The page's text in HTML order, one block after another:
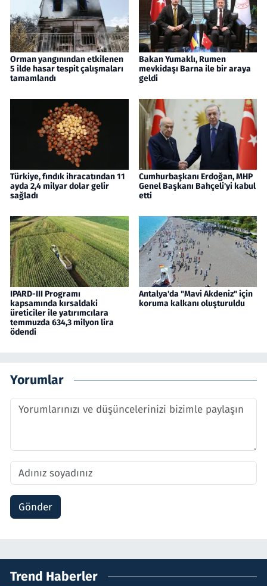
Orman yangınından etkilenen
5 ilde hasar tespit çalışmaları
tamamlandı
Bakan Yumaklı, Rumen
mevkidaşı Barna ile bir araya
geldi
Türkiye, fındık ihracatından 11
ayda 2,4 milyar dolar gelir
sağladı
Cumhurbaşkanı Erdoğan, MHP
Genel Başkanı Bahçeli'yi kabul
etti
IPARD-III Programı
kapsamında kırsaldaki
üreticiler ile yatırımcılara
temmuzda 634,3 milyon lira
ödendi
Antalya'da "Mavi Akdeniz" için
koruma kalkanı oluşturuldu
Yorumlar
Gönder
Trend Haberler